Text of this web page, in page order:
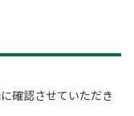
確認させていただき